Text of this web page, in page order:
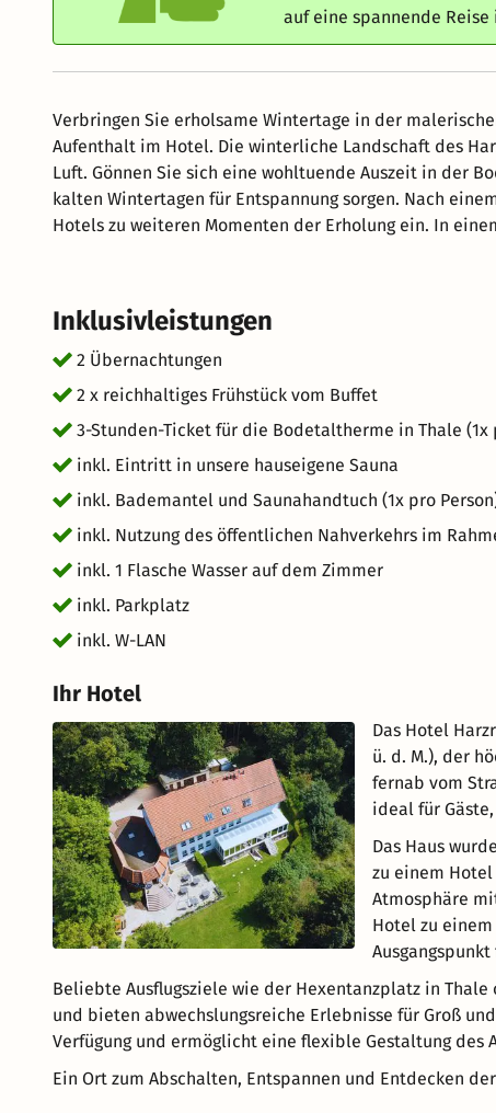
auf eine spannende
Verbringen Sie erholsame Wintertage in der
Aufenthalt im Hotel. Die winterliche Landschaft des
Luft. Gönnen Sie sich eine wohltuende Auszeit in der
kalten Wintertagen für Entspannung sorgen. Nach einem Tag in der winterlichen Natur lädt der Saunabereich des
Hotels zu weiteren Momenten der Erholung ein. In
Saunahandtuch können Sie die wohlige Wärme
Inklusivleistungen
2 Übernachtungen
2 x reichhaltiges Frühstück vom Buffet
3-Stunden-Ticket für die Bodetaltherme in Thale (1x
inkl. Eintritt in unsere hauseigene Sauna
inkl. Bademantel und Saunahandtuch (1x pro
inkl. Nutzung des öffentlichen Nahverkehrs im
inkl. 1 Flasche Wasser auf dem Zimmer
inkl. Parkplatz
inkl. W-LAN
Ihr Hotel
Das Hotel
ü. d. M.), der
fernab vom
ideal für
Das Haus
zu einem
Atmosphäre
Hotel zu
Beliebte Ausflugsziele wie der Hexentanzplatz in
und bieten abwechslungsreiche Erlebnisse für Groß
Verfügung und ermöglicht eine flexible Gestaltung des
Ein Ort zum Abschalten, Entspannen und Entdecken